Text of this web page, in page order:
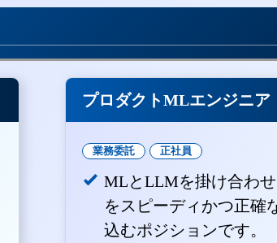
プロダクトMLエンジニア
業務委託 正社員
MLとLLMを掛け合わ
をスピーディかつ正確
込むポジションです。